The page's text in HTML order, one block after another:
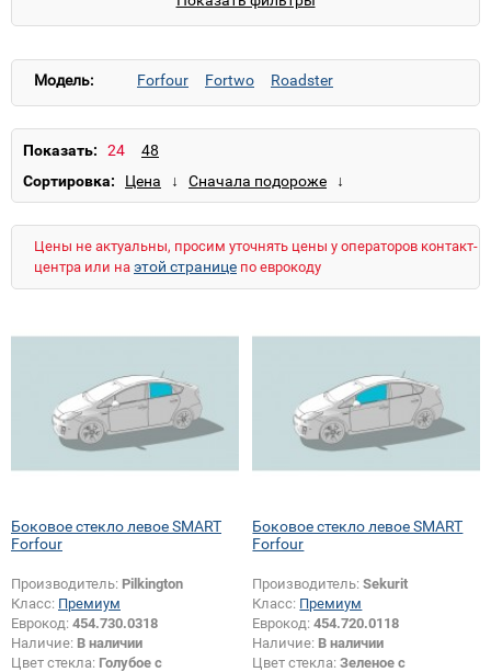
Модель: Forfour Fortwo Roadster
Показать:
Сортировка:
Цены не актуальны, просим уточнять цены у операторов контакт-
центра или на этой странице по еврокоду
Боковое стекло левое SMART
Forfour
Производитель: Pilkington
Класс: Премиум
Еврокод: 454.730.0318
Наличие: В наличии
Цвет стекла: Голубое с
Боковое стекло левое SMART
Forfour
Производитель:Sekurit
Класс: Премиум
Еврокод:454.720.0118
Наличие: В наличии
Цвет стекла:Зеленое с